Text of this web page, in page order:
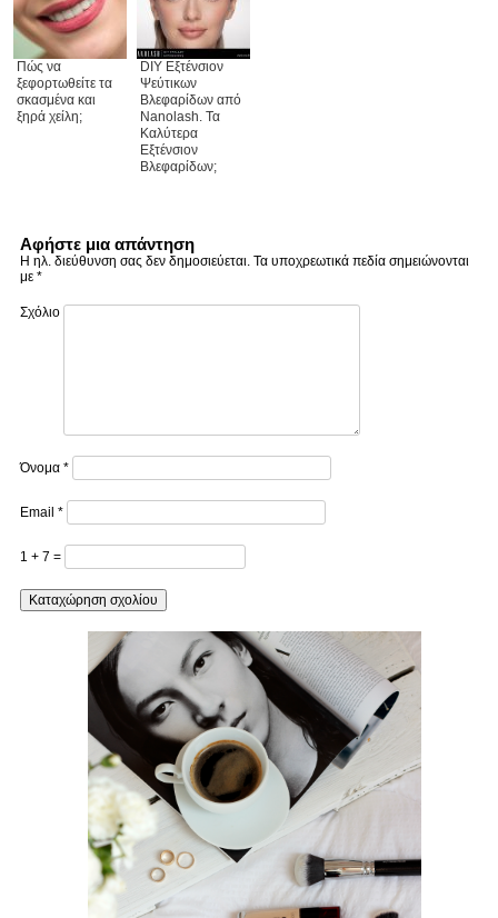
Πώς να
ξεφορτωθείτε τα
σκασμένα και
ξηρά χείλη;
DIY Εξτένσιον
Ψεύτικων
Βλεφαρίδων από
Nanolash. Τα
Καλύτερα
Εξτένσιον
Βλεφαρίδων;
Αφήστε μια απάντηση
Η ηλ. διεύθυνση σας δεν δημοσιεύεται. Τα υποχρεωτικά πεδία σημειώνονται
με*
Σχόλιο
Όνομα*
Email*
1 + 7 =